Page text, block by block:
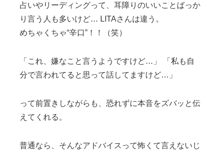
占いやリーディングって、耳障りのいいことばっか
り言う人も多いけど… LITAさんは違う。
めちゃくちゃ“辛口”！！（笑）
「これ、嫌なこと言うようですけど…」 「私も自
分で言われてると思って話してますけど…」
って前置きしながらも、恐れずに本音をズバッと伝
えてくれる。
普通なら、そんなアドバイスって怖くて言えないじ